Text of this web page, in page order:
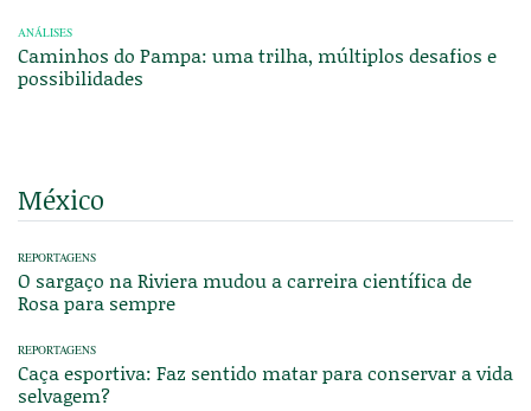
ANÁLISES
Caminhos do Pampa: uma trilha, múltiplos desafios e
possibilidades
México
REPORTAGENS
O sargaço na Riviera mudou a carreira científica de
Rosa para sempre
REPORTAGENS
Caça esportiva: Faz sentido matar para conservar a vida
selvagem?